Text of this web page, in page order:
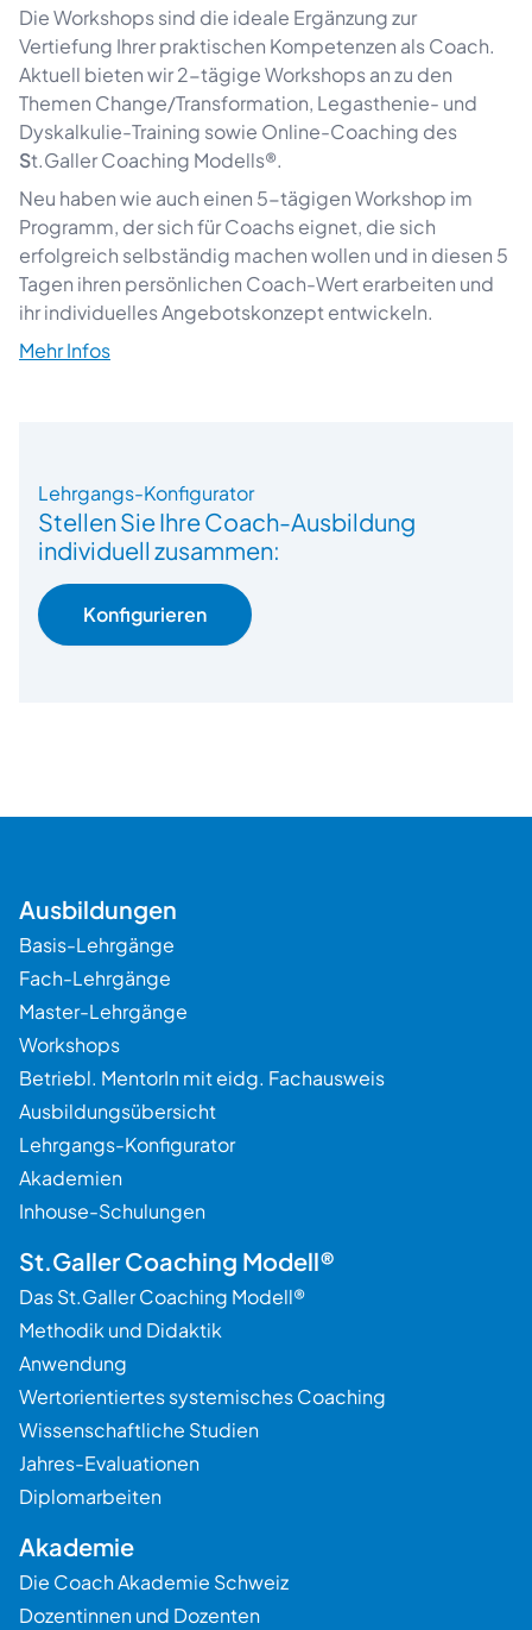
Die Workshops sind die ideale Ergänzung zur
Vertiefung Ihrer praktischen Kompetenzen als Coach.
Aktuell bieten wir 2-tägige Workshops an zu den
Themen Change/Transformation, Legasthenie- und
Dyskalkulie-Training sowie Online-Coaching des
St.Galler Coaching Modells®.
Neu haben wie auch einen 5-tägigen Workshop im
Programm, der sich für Coachs eignet, die sich
erfolgreich selbständig machen wollen und in diesen 5
Tagen ihren persönlichen Coach-Wert erarbeiten und
ihr individuelles Angebotskonzept entwickeln.
Mehr Infos
Lehrgangs-Konfigurator
Stellen Sie Ihre Coach-Ausbildung
individuell zusammen:
Konfigurieren
Ausbildungen
Basis-Lehrgänge
Fach-Lehrgänge
Master-Lehrgänge
Workshops
Betriebl. MentorIn mit eidg. Fachausweis
Ausbildungsübersicht
Lehrgangs-Konfigurator
Akademien
Inhouse-Schulungen
St.Galler Coaching Modell®
Das St.Galler Coaching Modell®
Methodik und Didaktik
Anwendung
Wertorientiertes systemisches Coaching
Wissenschaftliche Studien
Jahres-Evaluationen
Diplomarbeiten
Akademie
Die Coach Akademie Schweiz
Dozentinnen und Dozenten
Beratung